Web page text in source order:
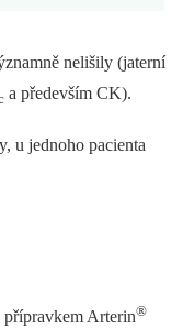
nelišily (jaterní
a především CK).
u jednoho pacienta
přípravkem Arterin®